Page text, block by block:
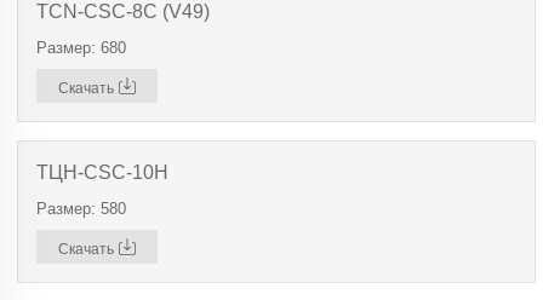
TCN-CSC-8C (V49)
Размер: 680
Скачать
ТЦН-CSC-10Н
Размер: 580
Скачать